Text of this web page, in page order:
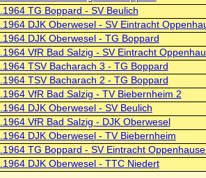
TG Boppard - SV Beulich
DJK Oberwesel - SV Eintracht
DJK Oberwesel - TG Boppard
VfR Bad Salzig - SV Eintracht
TSV Bacharach 3 - TG Boppard
TSV Bacharach 2 - TG Boppard
VfR Bad Salzig - TV Biebernheim 2
DJK Oberwesel - SV Beulich
VfR Bad Salzig - DJK Oberwesel
DJK Oberwesel - TV Biebernheim
TG Boppard - SV Eintracht
DJK Oberwesel - TTC Niedert